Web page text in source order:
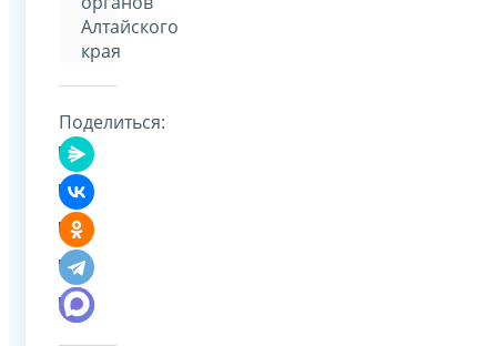
Алтайского
края
Поделиться: